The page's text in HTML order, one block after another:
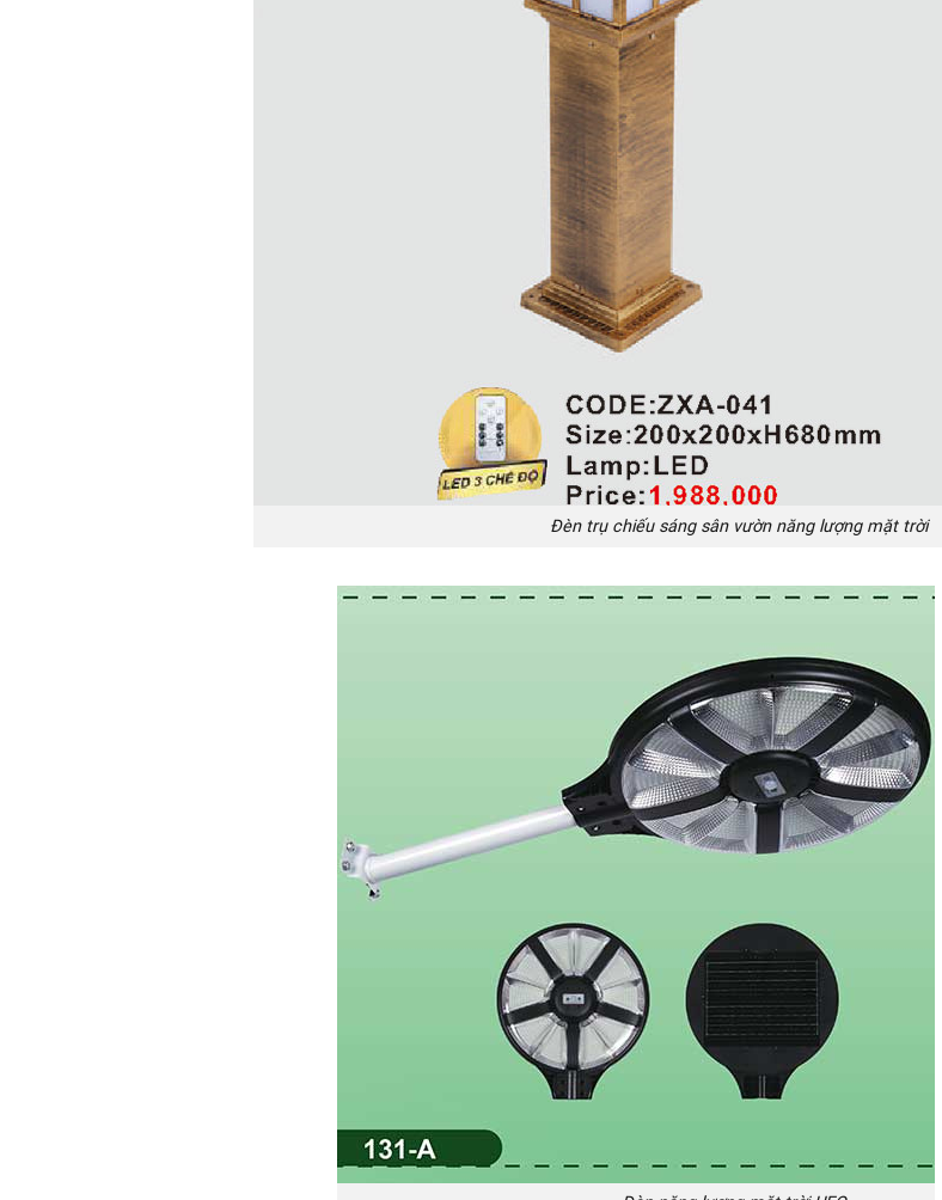
Đèn trụ chiếu sáng sân vườn năng lượng mặt trời